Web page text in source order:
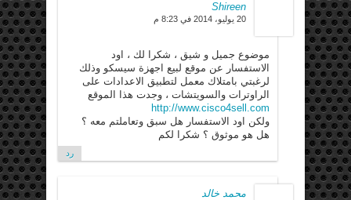
Shireen
20 يوليو، 2014 في 8:23 م
موضوع جميل و شيق ، شكرا لك ، اود
الاستفسار عن موقع لبيع اجهزة سيسكو وذلك
لرغبتي بامتلاك معمل لتطبيق الاعدادات على
الراوترات والسويتشات ، وجدت هذا الموقع
http://www.cisco4sell.com
ولكن اود الاستفسار هل سبق وتعاملتم معه ؟
هل هو موثوق ؟ شكرا لكم
رد
محمد خالد